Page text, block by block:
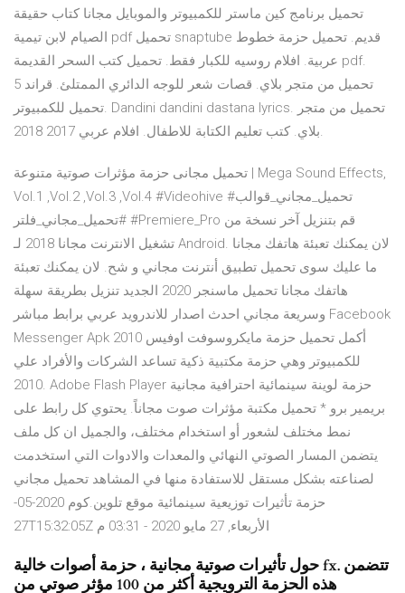
تحميل برنامج كين ماستر للكمبيوتر والموبايل مجانا كتاب حقيقة
الصيام لابن تيمية pdf تحميل snaptube قديم. تحميل حزمة خطوط
عربية. افلام روسيه للكبار فقط. تحميل كتب السحر القديمة pdf.
تحميل من متجر بلاي. قصات شعر للوجه الدائري الممتلئ. قراند 5
تحميل للكمبيوتر. Dandini dandini dastana lyrics. تحميل من متجر
بلاي. كتب تعليم الكتابة للاطفال. افلام عربي 2017 2018.
تحميل مجانى حزمة مؤثرات صوتية متنوعة | Mega Sound Effects,
Vol.1 ,Vol.2 ,Vol.3 ,Vol.4 #Videohive #تحميل_مجاني_قوالب
#تحميل_مجاني_فلتر #Premiere_Pro قم بتنزيل آخر نسخة من
تشغيل الانترنت مجانا 2018 لـ Android. لان يمكنك تعبئة هاتفك مجانا
ما عليك سوى تحميل تطبيق أنترنت مجاني و شح. لان يمكنك تعبئة
هاتفك مجانا تحميل ماسنجر 2020 الجديد تنزيل بطريقة سهلة
وسريعة مجاني احدث اصدار للاندرويد عربي برابط مباشر Facebook
Messenger Apk أكمل تحميل حزمة مايكروسوفت اوفيس 2010
للكمبيوتر وهي حزمة مكتبية ذكية تساعد الشركات والأفراد علي
2010. Adobe Flash Player حزمة لوينة سينمائية احترافية مجانية
بريمير برو * تحميل مكتبة مؤثرات صوت مجاناً. يحتوي كل رابط على
نمط مختلف لشعور أو استخدام مختلف، والجميل ان كل ملف
يتضمن المسار الصوتي النهائي والمعدات والادوات التي استخدمت
لصناعته بشكل مستقل للاستفادة منها في المشاهد تحميل مجاني
حزمة تأثيرات توزيعية سينمائية موقع تلوين.كوم 2020-05-
27T15:32:05Z الأربعاء, 27 مايو 2020 - 03:31 م
حول تأثيرات صوتية مجانية ، حزمة أصوات خالية fx. تتضمن
هذه الحزمة الترويجية أكثر من 100 مؤثر صوتي من